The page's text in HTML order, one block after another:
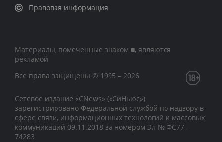
Правовая информация
Материалы, помеченные знаком ■, являются
рекламой
Все права защищены © 1995 – 2026
Сетевое издание «CNews» («СиНьюс»)
зарегистрировано Федеральной службой по надзору в
сфере связи, информационных технологий и массовых
коммуникаций 09.11.2018 за номером Эл № ФС77 –
74283